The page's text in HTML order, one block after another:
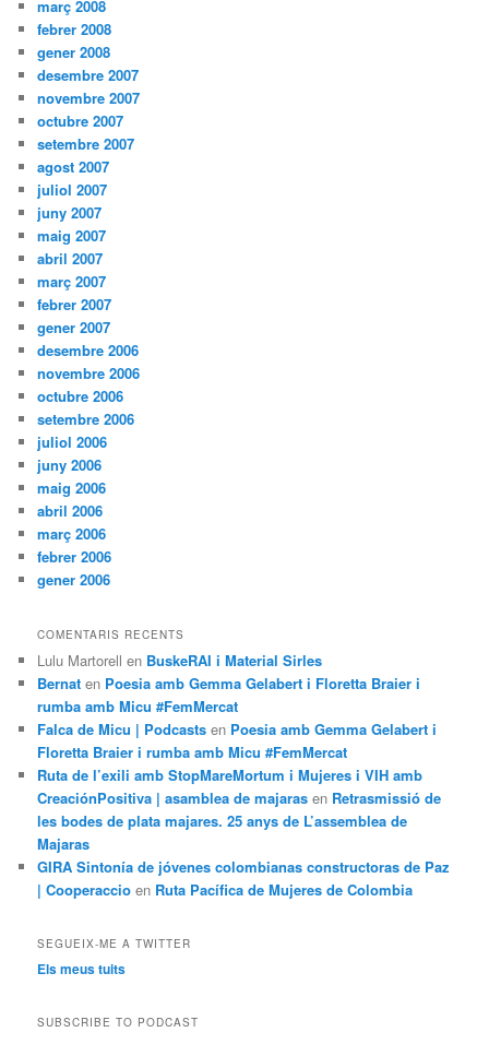
març 2008
febrer 2008
gener 2008
desembre 2007
novembre 2007
octubre 2007
setembre 2007
agost 2007
juliol 2007
juny 2007
maig 2007
abril 2007
març 2007
febrer 2007
gener 2007
desembre 2006
novembre 2006
octubre 2006
setembre 2006
juliol 2006
juny 2006
maig 2006
abril 2006
març 2006
febrer 2006
gener 2006
COMENTARIS RECENTS
Lulu Martorell en BuskeRAI i Material Sirles
Bernat en Poesia amb Gemma Gelabert i Floretta Braier i
rumba amb Micu #FemMercat
Falca de Micu | Podcasts en Poesia amb Gemma Gelabert i
Floretta Braier i rumba amb Micu #FemMercat
Ruta de l’exili amb StopMareMortum i Mujeres i VIH amb
CreaciónPositiva | asamblea de majaras en Retrasmissió de
les bodes de plata majares. 25 anys de L’assemblea de
Majaras
GIRA Sintonía de jóvenes colombianas constructoras de Paz
| Cooperaccio en Ruta Pacífica de Mujeres de Colombia
SEGUEIX-ME A TWITTER
Els meus tuits
SUBSCRIBE TO PODCAST